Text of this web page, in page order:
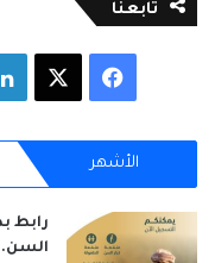
تابعنا
فيسبوك
الأشهر
رابط
السن.